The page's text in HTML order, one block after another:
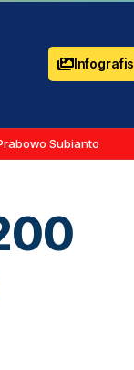
Infografis
Subianto